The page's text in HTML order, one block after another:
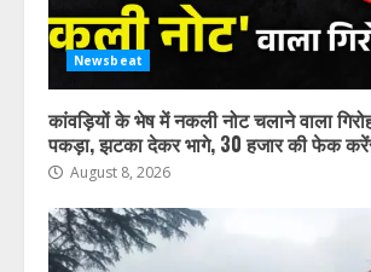
4
काम
August 8, 2026
5
पौड़ी सड़क हादसे के बाद
छाया मातम, अपनों को
Newsbeat
कांवड़ियों के भेष में नकली नोट चलाने वाला
पकड़ा, झटका देकर भागे, 30 हजार की फेक
August 8, 2026